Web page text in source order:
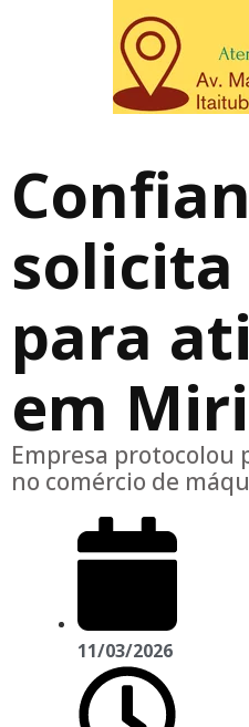
para
em
Empresa protocolou
no comércio de
11/03/2026